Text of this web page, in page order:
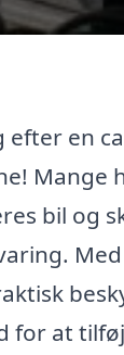
efter en
Mange
bil og
for at